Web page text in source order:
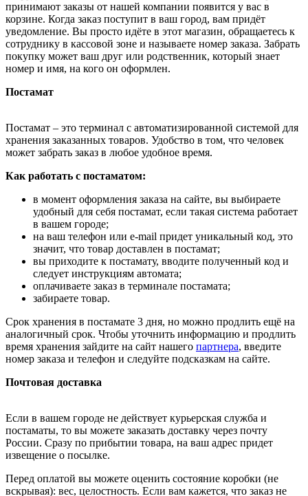
принимают заказы от нашей компании появится у вас в
корзине. Когда заказ поступит в ваш город, вам придёт
уведомление. Вы просто идёте в этот магазин, обращаетесь к
сотруднику в кассовой зоне и называете номер заказа. Забрать
покупку может ваш друг или родственник, который знает
номер и имя, на кого он оформлен.
Постамат
Постамат – это терминал с автоматизированной системой для
хранения заказанных товаров. Удобство в том, что человек
может забрать заказ в любое удобное время.
Как работать с постаматом:
в момент оформления заказа на сайте, вы выбираете
удобный для себя постамат, если такая система работает
в вашем городе;
на ваш телефон или e-mail придет уникальный код, это
значит, что товар доставлен в постамат;
вы приходите к постамату, вводите полученный код и
следует инструкциям автомата;
оплачиваете заказ в терминале постамата;
забираете товар.
Срок хранения в постамате 3 дня, но можно продлить ещё на
аналогичный срок. Чтобы уточнить информацию и продлить
время хранения зайдите на сайт нашего партнера, введите
номер заказа и телефон и следуйте подсказкам на сайте.
Почтовая доставка
Если в вашем городе не действует курьерская служба и
постаматы, то вы можете заказать доставку через почту
России. Сразу по прибытии товара, на ваш адрес придет
извещение о посылке.
Перед оплатой вы можете оценить состояние коробки (не
вскрывая): вес, целостность. Если вам кажется, что заказ не